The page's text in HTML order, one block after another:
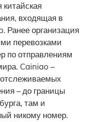
входящая в
Ранее организация
перевозками
по отправлениям
Cainiao –
– до границы
там и
никому номер.